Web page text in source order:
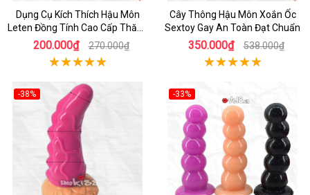
Dụng Cụ Kích Thích Hậu Môn
Leten Đồng Tính Cao Cấp Thăng
Hoa
200.000₫ 270.000₫
Cây Thông Hậu Môn Xoắn Ốc
Sextoy Gay An Toàn Đạt Chuẩn
350.000₫ 538.000₫
-38%
-33%